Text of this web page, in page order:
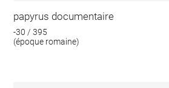
papyrus documentaire
-30 / 395
(époque romaine)